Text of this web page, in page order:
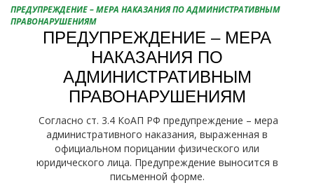
ПРЕДУПРЕЖДЕНИЕ – МЕРА НАКАЗАНИЯ ПО АДМИНИСТРАТИВНЫМ
ПРАВОНАРУШЕНИЯМ
ПРЕДУПРЕЖДЕНИЕ – МЕРА
НАКАЗАНИЯ ПО
АДМИНИСТРАТИВНЫМ
ПРАВОНАРУШЕНИЯМ
Согласно ст. 3.4 КоАП РФ предупреждение – мера
административного наказания, выраженная в
официальном порицании физического или
юридического лица. Предупреждение выносится в
письменной форме.